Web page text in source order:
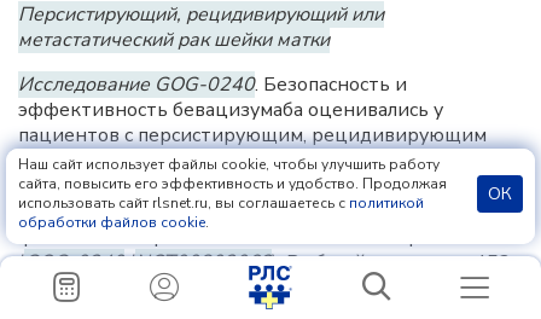
Персистирующий, рецидивирующий или
метастатический рак шейки матки
Исследование GOG-0240. Безопасность и
эффективность бевацизумаба оценивались у
пациентов с персистирующим, рецидивирующим
или метастатическим раком шейки матки в ходе
многоцентрового исследования; у 4 групп
сравнивалась реакция на прием бевацизумаба на
фоне химиотерапии и только на химиотерапию
(GOG-0240(NCT00803062). В общей сложности 452
пациента были рандомизированы (в соотношении
1:1:1:1) на получение паклитаксела и цисплатина с
Наш сайт использует файлы cookie, чтобы улучшить работу
сайта, повысить его эффективность и удобство. Продолжая
использовать сайт rlsnet.ru, вы соглашаетесь с политикой
обработки файлов cookie.
ОК